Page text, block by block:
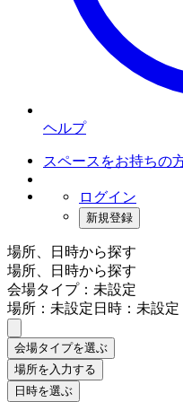
ヘルプ
スペースをお持ちの
ログイン
新規登録
場所、日時から探す
場所、日時から探す
会場タイプ：未設定
場所：未設定日時：未設定
会場タイプを選ぶ
場所を入力する
日時を選ぶ